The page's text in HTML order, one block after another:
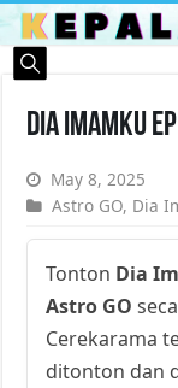
Dia Imamku
May 8, 2025
Astro GO, Dia
Tonton Dia
Astro GO
Cerekarama
ditonton dan